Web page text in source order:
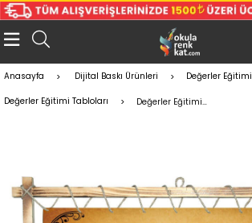
Anasayfa Dijital Baskı Ürünleri Değerler Eğitimi
Değerler Eğitimi Tabloları Değerler Eğitimi Tablo - Sabır 3